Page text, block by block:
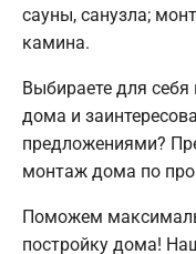
сауны, санузла;
камина.
Выбираете для
дома и
предложениями?
монтаж дома по
Поможем
постройку дома!